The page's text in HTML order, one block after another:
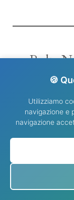
Padre
sia fatta
🍪
Utilizziamo
navigazione e
navigazione